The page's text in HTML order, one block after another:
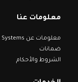
معلومات عنا
معلومات عن I-Trust Systems
ضمانات
الشروط والأحكام